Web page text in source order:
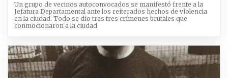
Un grupo de vecinos autoconvocados se manifestó frente a la
Jefatura Departamental ante los reiterados hechos de violencia
en la ciudad. Todo se dio tras tres crímenes brutales que
conmocionaron a la ciudad